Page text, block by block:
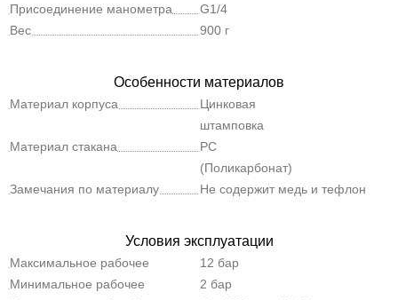
Присоединение манометра
G1/4
Вес
900 г
Особенности материалов
Материал корпуса
Цинковая
штамповка
Материал стакана
PC
(Поликарбонат)
Замечания по материалу
Не содержит медь и тефлон
Условия эксплуатации
Максимальное рабочее
давление
12 бар
Минимальное рабочее
2 бар